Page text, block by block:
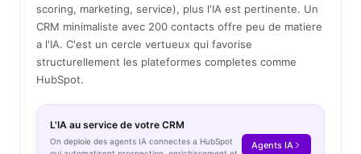
scoring, marketing, service), plus l'IA est pertinente. Un
CRM minimaliste avec 200 contacts offre peu de matiere
a l'IA. C'est un cercle vertueux qui favorise
structurellement les plateformes completes comme
HubSpot.
L'IA au service de votre CRM
On deploie des agents IA connectes a HubSpot
Agents IA